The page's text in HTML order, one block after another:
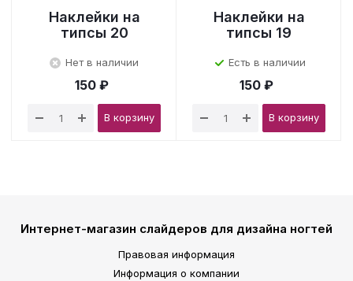
Наклейки на
типсы 20
Нет в наличии
150 ₽
В корзину
Наклейки на
типсы 19
Есть в наличии
150 ₽
В корзину
Интернет-магазин слайдеров для дизайна ногтей
Правовая информация
Информация о компании